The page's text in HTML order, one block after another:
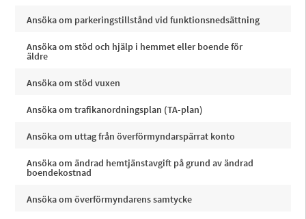
Ansöka om parkeringstillstånd vid funktionsnedsättning
Ansöka om stöd och hjälp i hemmet eller boende för
äldre
Ansöka om stöd vuxen
Ansöka om trafikanordningsplan (TA-plan)
Ansöka om uttag från överförmyndarspärrat konto
Ansöka om ändrad hemtjänstavgift på grund av ändrad
boendekostnad
Ansöka om överförmyndarens samtycke